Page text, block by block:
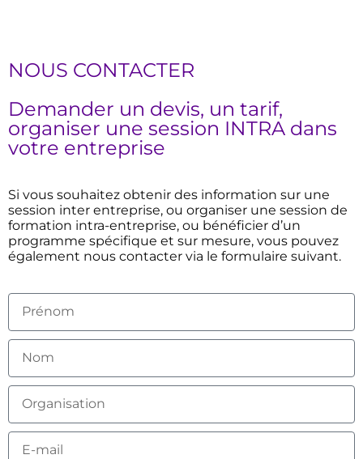
NOUS CONTACTER
Demander un devis, un tarif,
organiser une session INTRA dans
votre entreprise
Si vous souhaitez obtenir des information sur une
session inter entreprise, ou organiser une session de
formation intra-entreprise, ou bénéficier d’un
programme spécifique et sur mesure, vous pouvez
également nous contacter via le formulaire suivant.